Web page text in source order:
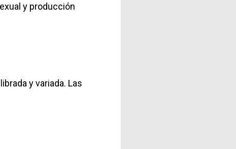
y producción
y variada. Las